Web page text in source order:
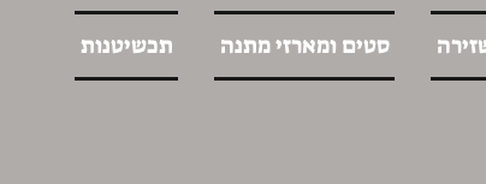
סטים ומארזי מתנה תכשיטנות